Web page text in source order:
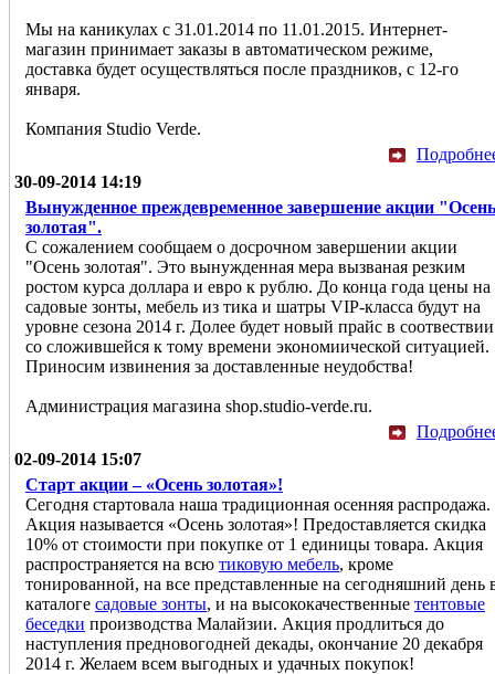
Мы на каникулах с 31.01.2014 по 11.01.2015. Интернет-
магазин принимает заказы в автоматическом режиме,
доставка будет осуществляться после праздников, с 12-го
января.
Компания Studio Verde.
30-09-2014 14:19
Вынужденное преждевременное завершение акции "Осень
золотая".
С сожалением сообщаем о досрочном завершении акции
"Осень золотая". Это вынужденная мера вызваная резким
ростом курса доллара и евро к рублю. До конца года цены на
садовые зонты, мебель из тика и шатры VIP-класса будут на
уровне сезона 2014 г. Долее будет новый прайс в соотвествии
со сложившейся к тому времени экономиической ситуацией.
Приносим извинения за доставленные неудобства!
Администрация магазина shop.studio-verde.ru.
02-09-2014 15:07
Старт акции – «Осень золотая»!
Сегодня стартовала наша традиционная осенняя распродажа.
Акция называется «Осень золотая»! Предоставляется скидка
10% от стоимости при покупке от 1 единицы товара. Акция
распространяется на всю тиковую мебель, кроме
тонированной, на все представленные на сегодняшний день
каталоге садовые зонты, и на высококачественные тентовые
беседки производства Малайзии. Акция продлиться до
наступления предновогодней декады, окончание 20 декабря
2014 г. Желаем всем выгодных и удачных покупок!